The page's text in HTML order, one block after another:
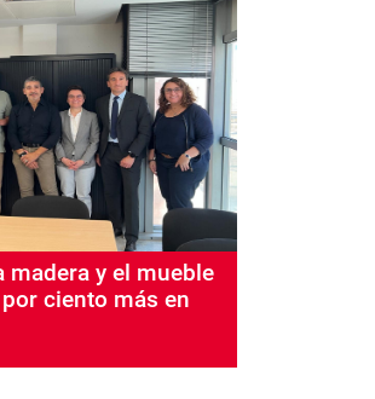
madera y el mueble
ciento más en